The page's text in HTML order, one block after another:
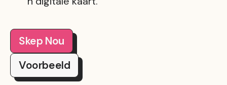
Skep Nou
Voorbeeld